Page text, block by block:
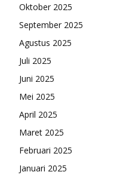
Oktober 2025
September 2025
Agustus 2025
Juli 2025
Juni 2025
Mei 2025
April 2025
Maret 2025
Februari 2025
Januari 2025